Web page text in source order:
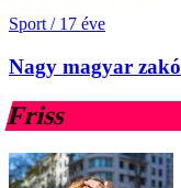
Sport / 17 éve
Nagy magyar zakó
Friss